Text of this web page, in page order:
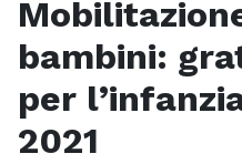
bambini:
per
2021